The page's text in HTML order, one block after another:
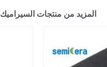
المزيد من منتجات السيراميك